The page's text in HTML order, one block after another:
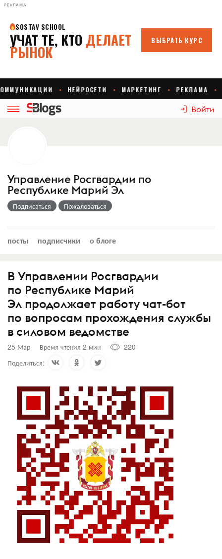
РЕКЛАМА
Войти
Управление Росгвардии по
Республике Марий Эл
Подписаться Пожаловаться
посты подписчики о блоге
В Управлении Росгвардии
по Республике Марий
Эл продолжает работу чат-бот
по вопросам прохождения службы
в силовом ведомстве
25 Мар Время чтения 2 мин
220
Поделиться: